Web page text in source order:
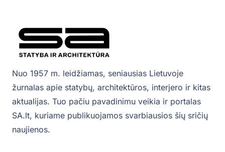
Nuo 1957 m. leidžiamas, seniausias Lietuvoje
žurnalas apie statybų, architektūros, interjero ir kitas
aktualijas. Tuo pačiu pavadinimu veikia ir portalas
SA.lt, kuriame publikuojamos svarbiausios šių sričių
naujienos.